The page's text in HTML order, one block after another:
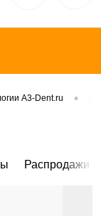
A3-Dent.ru •
Распродажи и